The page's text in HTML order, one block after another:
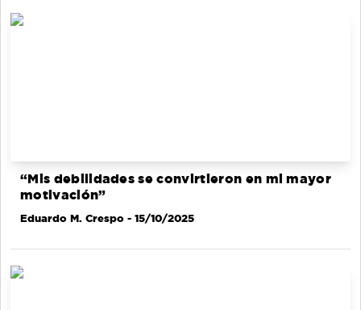
“Mis debilidades se convirtieron en mi mayor
motivación”
Eduardo M. Crespo - 15/10/2025